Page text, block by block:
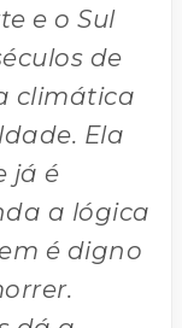
e o Sul
de
climática
Ela
já é
a lógica
é digno